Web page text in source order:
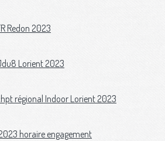
Redon 2023
Lorient 2023
régional Indoor Lorient 2023
horaire engagement